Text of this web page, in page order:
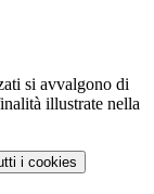
si avvalgono di
illustrate nella
i cookies